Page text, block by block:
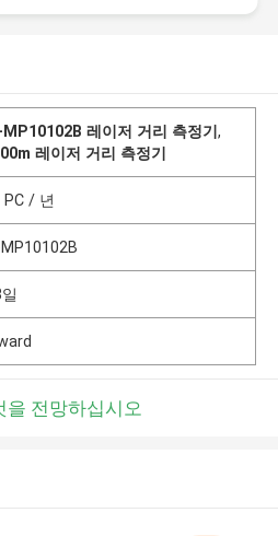
MP10102B 레이저 거리 측정기,
레이저 거리 측정기
PC / 년
을 전망하십시오